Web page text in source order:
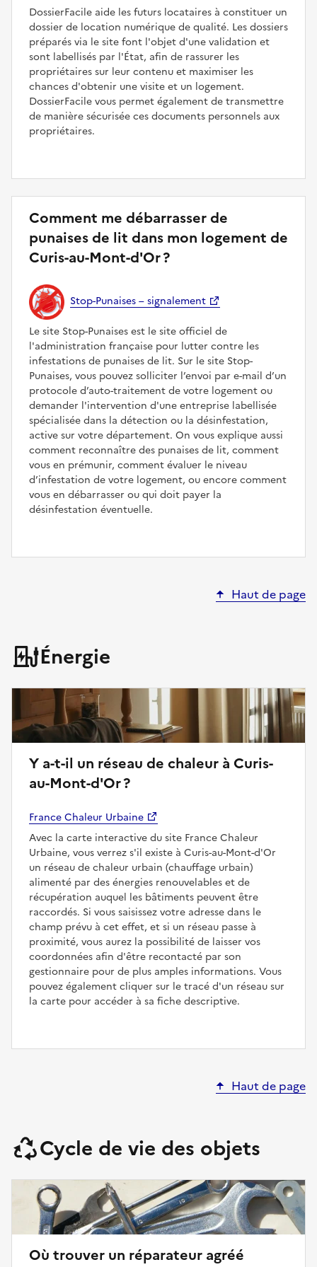
DossierFacile aide les futurs locataires à constituer un
dossier de location numérique de qualité. Les dossiers
préparés via le site font l'objet d'une validation et
sont labellisés par l'État, afin de rassurer les
propriétaires sur leur contenu et maximiser les
chances d'obtenir une visite et un logement.
DossierFacile vous permet également de transmettre
de manière sécurisée ces documents personnels aux
propriétaires.
Comment me débarrasser de
punaises de lit dans mon logement de
Curis-au-Mont-d'Or ?
Stop-Punaises – signalement
Le site Stop-Punaises est le site officiel de
l'administration française pour lutter contre les
infestations de punaises de lit. Sur le site Stop-
Punaises, vous pouvez solliciter l’envoi par e-mail d’un
protocole d’auto-traitement de votre logement ou
demander l'intervention d'une entreprise labellisée
spécialisée dans la détection ou la désinfestation,
active sur votre département. On vous explique aussi
comment reconnaître des punaises de lit, comment
vous en prémunir, comment évaluer le niveau
d’infestation de votre logement, ou encore comment
vous en débarrasser ou qui doit payer la
désinfestation éventuelle.
Haut de page
Énergie
Y a-t-il un réseau de chaleur à Curis-
au-Mont-d'Or ?
France Chaleur Urbaine
Avec la carte interactive du site France Chaleur
Urbaine, vous verrez s'il existe à Curis-au-Mont-d'Or
un réseau de chaleur urbain (chauffage urbain)
alimenté par des énergies renouvelables et de
récupération auquel les bâtiments peuvent être
raccordés. Si vous saisissez votre adresse dans le
champ prévu à cet effet, et si un réseau passe à
proximité, vous aurez la possibilité de laisser vos
coordonnées afin d'être recontacté par son
gestionnaire pour de plus amples informations. Vous
pouvez également cliquer sur le tracé d'un réseau sur
la carte pour accéder à sa fiche descriptive.
Haut de page
Cycle de vie des objets
Où trouver un réparateur agréé